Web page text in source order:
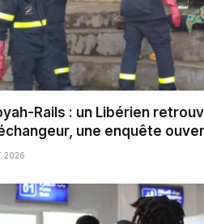
Rails : un Libérien
une enquête
2026